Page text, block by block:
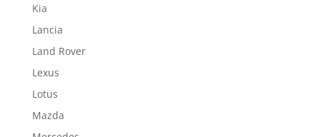
Kia
Lancia
Land Rover
Lexus
Lotus
Mazda